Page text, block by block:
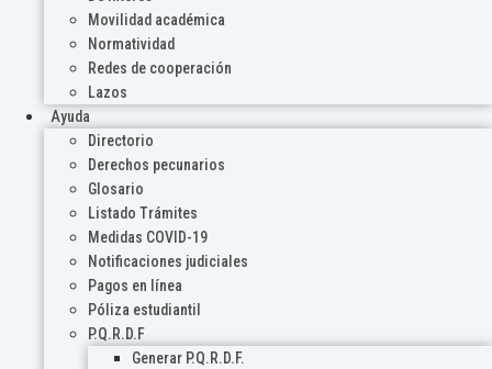
Movilidad académica
Normatividad
Redes de cooperación
Lazos
Ayuda
Directorio
Derechos pecunarios
Glosario
Listado Trámites
Medidas COVID-19
Notificaciones judiciales
Pagos en línea
Póliza estudiantil
P.Q.R.D.F
Generar P.Q.R.D.F.